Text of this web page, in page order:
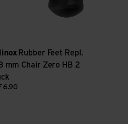
Rubber Feet Repl.
mm Chair Zero HB 2
6.90